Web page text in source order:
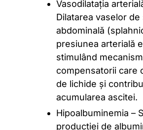
Vasodilatația
Dilatarea vaselor
abdominală
presiunea arterială
stimulând
compensatorii care
de lichide și
acumularea ascitei.
Hipoalbuminemia –
producției de